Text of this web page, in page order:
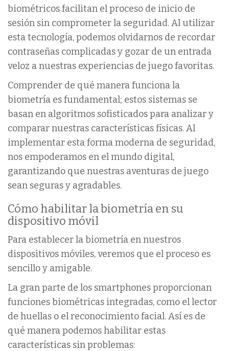
biométricos facilitan el proceso de inicio de
sesión sin comprometer la seguridad. Al utilizar
esta tecnología, podemos olvidarnos de recordar
contraseñas complicadas y gozar de un entrada
veloz a nuestras experiencias de juego favoritas.
Comprender de qué manera funciona la
biometría es fundamental; estos sistemas se
basan en algoritmos sofisticados para analizar y
comparar nuestras características físicas. Al
implementar esta forma moderna de seguridad,
nos empoderamos en el mundo digital,
garantizando que nuestras aventuras de juego
sean seguras y agradables.
Cómo habilitar la biometría en su
dispositivo móvil
Para establecer la biometría en nuestros
dispositivos móviles, veremos que el proceso es
sencillo y amigable.
La gran parte de los smartphones proporcionan
funciones biométricas integradas, como el lector
de huellas o el reconocimiento facial. Así es de
qué manera podemos habilitar estas
características sin problemas: